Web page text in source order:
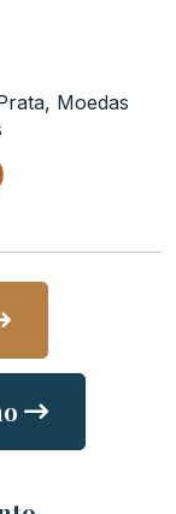
, Moedas